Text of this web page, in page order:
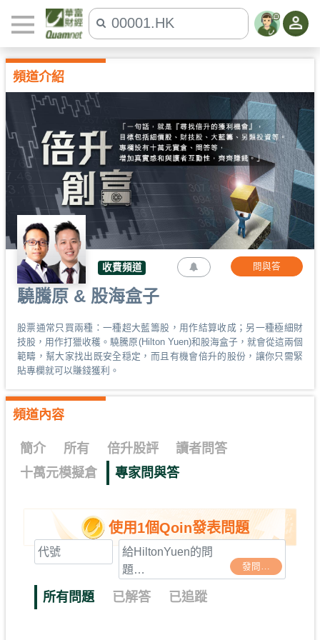
頻道介紹
收費頻道 問與答
驍騰原 & 股海盒子
股票通常只買兩種：一種超大藍籌股，用作結算收成；另一種極細財
技股，用作打獵收穫。驍騰原(Hilton Yuen)和股海盒子，就會從這兩個
範疇，幫大家找出既安全穏定，而且有機會倍升的股份，讓你只需緊
貼專欄就可以賺錢獲利。
頻道內容
簡介 所有 倍升股評
讀者問答
十萬元模擬倉
專家問與答
使用1個Qoin發表問題
發問 …
所有問題 已解答 已追蹤